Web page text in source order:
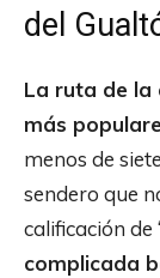
del
La ruta de la
más
menos de
sendero que
calificación de
complicada